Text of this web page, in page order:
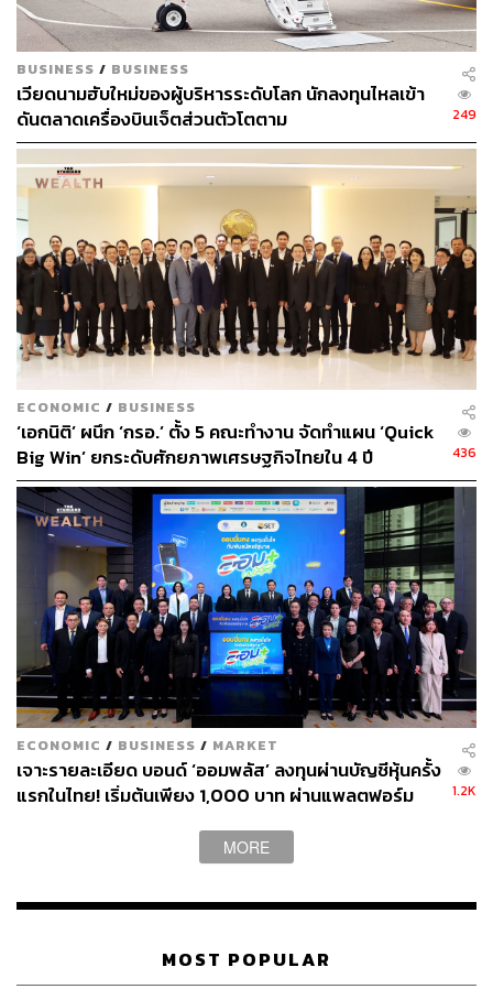
แนะนำเน้นการลงทุนในหุ้นสหรัฐฯ และยุโรป โดยฉ
พาะหุ้นในกลุ่ม Quality Growth ที่มีผลประกอบการ
เติบโตต่อเนื่องใน Core Portfolio โดยมีตลาดหุ้นญี่ปุ่นที่
มีการฟื้นตัวต่อเนื่องหลังเปิดเมือง และผลการเลือกตั้งที่
เป็นไปตามที่ตลาดคาดไว้ ใน Satellite Portfolio
ความเสี่ยงด้านกฎเกณฑ์ภาครัฐที่น่าจะผ่านจุดสูงสุดไป
แล้ว รวมถึง Valuation ที่น่าสนใจ SCB CIO ได้ปรับมุม
มองหุ้นจีน H-Share ขึ้นเป็น Neutral โดยเน้นการลงทุน
ในหุ้นกลุ่มเทคฯ อย่างไรก็ตามกลุ่มอสังหาริมทรัพย์ ยัง
ได้รับแรงกดดันจากความพยายามของภาครัฐที่จะ
ชะลอการเติบโตด้วยการ Leverage ในอุตสาหกรรมนี้
สำหรับตลาด A-Share ยังคงมุมมอง Neutral จาก
นโยบายมุ่งเน้นเติบโตจากภายในประเทศของจีน เช่น
นโยบาย Dual Circulation และ Common Prosperity
ตลาดหุ้นเวียดนามยังเป็น Top Pick ในตลาดหุ้น
ASEAN ในมุมมองของเรา แม้ Valuation เริ่มมีการ
ขยับขึ้นมา แต่ในระยะข้างหน้าเชื่อว่าเศรษฐกิจและ
กำไรบริษัทจดจะเบียนจะมีการฟื้นตัวได้ต่อเนื่อง จาก
การฟื้นตัวของภาคส่งออกตามเศรษฐกิจโลก ความคืบ
หน้าในการฉีดวัคซีนที่มีประสิทธิภาพสูง น่าจะทำให้
การฟื้นตัวของกิจกรรมทางเศรษฐกิจในประเทศฟื้นตัว
ต่อเนื่องได้เช่นกัน
ปรับมุมมองตลาดหุ้นไทยเป็น Neutral หลังจากที่ได้มี
การ Priced-in การฟื้นตัวของกำไรในไตรมาส 3/2021
และการกลับมาของนักท่องเที่ยวต่างประเทศที่น่าจะช้า
กว่าคาดไปแล้ว ในระยะข้างหน้าเราเชื่อว่าการเปิด
เมืองและมาตรการกระตุ้นเศรษฐกิจจะช่วยทำให้
อุปสงค์ในประเทศฟื้นตัวชัดเจนขึ้น
คงมุมมองต่อน้ำมันเป็น Neutral โดยคาดว่าจะมี
Upside ในช่วงที่เหลือของปีไม่มากนัก จากปัจจัย
อุปทานตึงตัวที่ได้ถูก Priced-in ไปแล้ว ส่วนทองคำ คง
มุมมองเป็น Slightly Negative จากผลกระทบของ QE
REITs มีอัตราการเช่า และค่าเช่ารวมถึงผลประกอบ
จากการเปิดเมืองที่เริ่มต่อเนื่องมากขึ้น
BUSINESS / BUSINESS
เวียดนามฮับใหม่ของผู้บริหารระดับโลก นักลงทุนไหลเข้า
ดันตลาดเครื่องบินเจ็ตส่วนตัวโตตาม
249
ECONOMIC / BUSINESS
‘เอกนิติ’ ผนึก ‘กรอ.’ ตั้ง 5 คณะทำงาน จัดทำแผน ‘Quick
Big Win’ ยกระดับศักยภาพเศรษฐกิจไทยใน 4 ปี
436
ECONOMIC / BUSINESS / MARKET
เจาะรายละเอียด บอนด์ ‘ออมพลัส’ ลงทุนผ่านบัญชีหุ้นครั้ง
แรกในไทย! เริ่มต้นเพียง 1,000 บาท ผ่านแพลตฟอร์ม
1.2K
MORE
MOST POPULAR